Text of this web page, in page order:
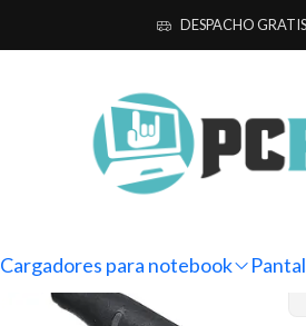
Cargadores para notebook
DESPACHO
Originales Dell